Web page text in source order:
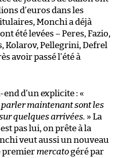
d’euros dans les
Monchi a déjà
été levées – Peres, Fazio,
Kolarov, Pellegrini, Defrel
avoir passé l’été à
d’un explicite : «
parler maintenant sont les
quelques arrivées. » La
pas lui, on prête à la
veut aussi un nouveau
premier mercatogéré par